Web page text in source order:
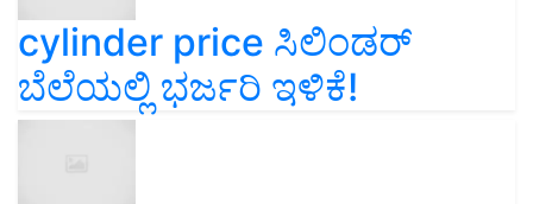
cylinder price ಸಿಲಿಂಡರ್‌
ಬೆಲೆಯಲ್ಲಿ ಭರ್ಜರಿ ಇಳಿಕೆ!